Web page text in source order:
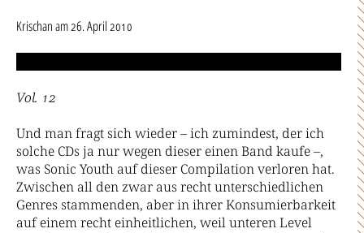
Krischanam26. April 2010
Vol. 12
Und man fragt sich wieder – ich zumindest, der ich
solche CDs ja nur wegen dieser einen Band kaufe –,
was Sonic Youth auf dieser Compilation verloren hat.
Zwischen all den zwar aus recht unterschiedlichen
Genres stammenden, aber in ihrer Konsumierbarkeit
auf einem recht einheitlichen, weil unteren Level